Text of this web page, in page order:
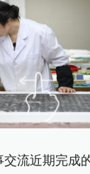
流近期完成